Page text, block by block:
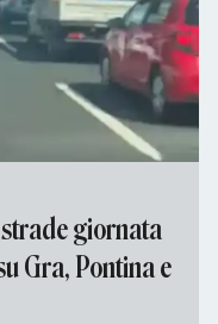
giornata
Gra, Pontina e